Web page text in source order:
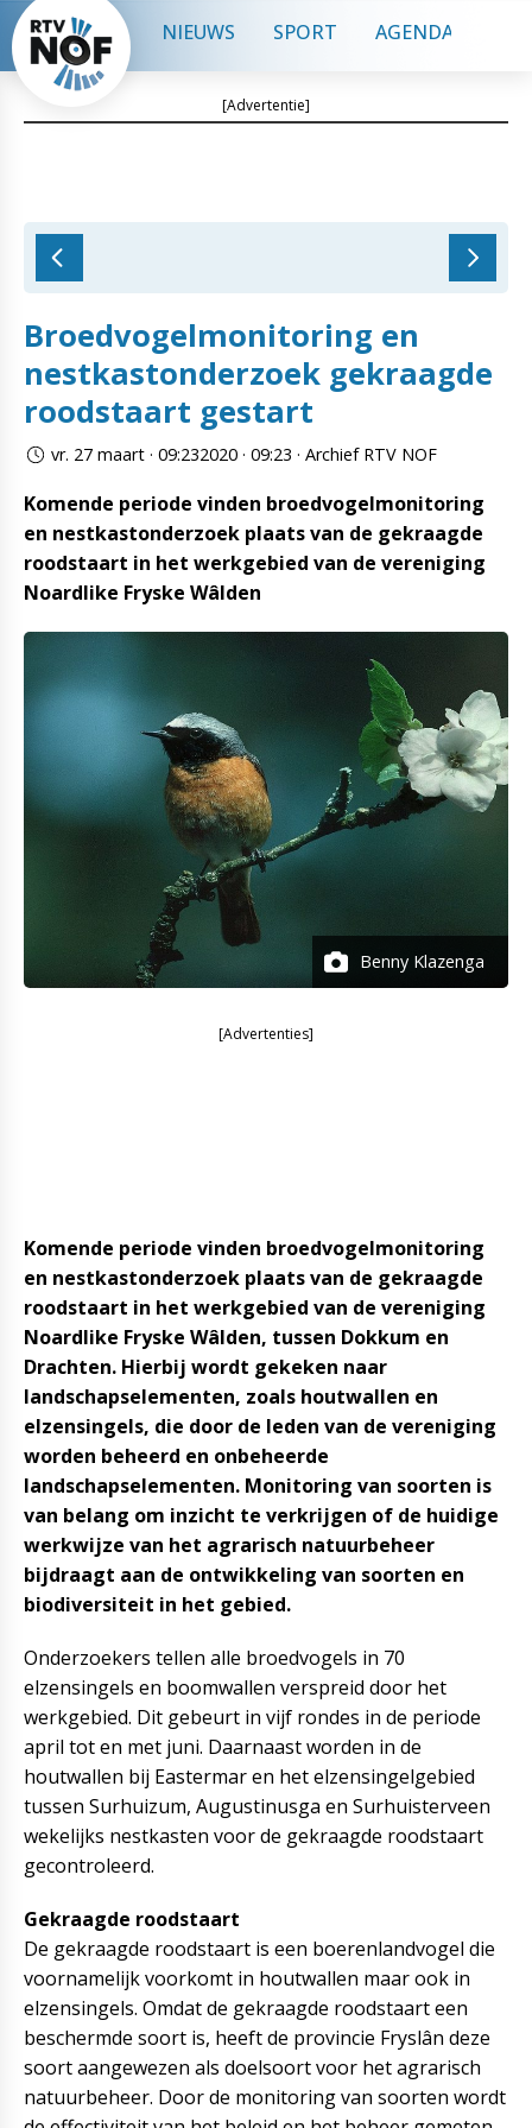
NIEUWS SPORT AGENDA
[Advertentie]
Broedvogelmonitoring en
nestkastonderzoek gekraagde
roodstaart gestart
vr. 27 maart · 09:232020 · 09:23 · Archief RTV NOF
Komende periode vinden broedvogelmonitoring
en nestkastonderzoek plaats van de gekraagde
roodstaart in het werkgebied van de vereniging
Noardlike Fryske Wâlden
Benny Klazenga
[Advertenties]
Komende periode vinden broedvogelmonitoring
en nestkastonderzoek plaats van de gekraagde
roodstaart in het werkgebied van de vereniging
Noardlike Fryske Wâlden, tussen Dokkum en
Drachten. Hierbij wordt gekeken naar
landschapselementen, zoals houtwallen en
elzensingels, die door de leden van de vereniging
worden beheerd en onbeheerde
landschapselementen. Monitoring van soorten is
van belang om inzicht te verkrijgen of de huidige
werkwijze van het agrarisch natuurbeheer
bijdraagt aan de ontwikkeling van soorten en
biodiversiteit in het gebied.
Onderzoekers tellen alle broedvogels in 70
elzensingels en boomwallen verspreid door het
werkgebied. Dit gebeurt in vijf rondes in de periode
april tot en met juni. Daarnaast worden in de
houtwallen bij Eastermar en het elzensingelgebied
tussen Surhuizum, Augustinusga en Surhuisterveen
wekelijks nestkasten voor de gekraagde roodstaart
gecontroleerd.
Gekraagde roodstaart
De gekraagde roodstaart is een boerenlandvogel die
voornamelijk voorkomt in houtwallen maar ook in
elzensingels. Omdat de gekraagde roodstaart een
beschermde soort is, heeft de provincie Fryslân deze
soort aangewezen als doelsoort voor het agrarisch
natuurbeheer. Door de monitoring van soorten wordt